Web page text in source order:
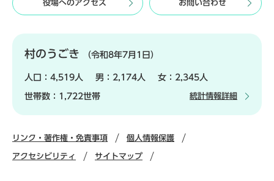
役場へのアクセス お問い合わせ
村のうごき （令和8年7月1日）
人口： 4,519人 男： 2,174人 女： 2,345人
世帯数： 1,722世帯 統計情報詳細
リンク・著作権・免責事項 個人情報保護
アクセシビリティ サイトマップ